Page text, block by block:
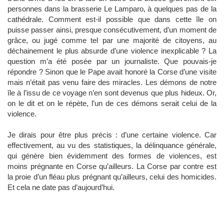
personnes dans la brasserie Le Lamparo, à quelques pas de la
cathédrale. Comment est-il possible que dans cette île on
puisse passer ainsi, presque consécutivement, d’un moment de
grâce, ou jugé comme tel par une majorité de citoyens, au
déchainement le plus absurde d’une violence inexplicable ? La
question m’a été posée par un journaliste. Que pouvais-je
répondre ? Sinon que le Pape avait honoré la Corse d’une visite
mais n’était pas venu faire des miracles. Les démons de notre
île à l’issu de ce voyage n’en sont devenus que plus hideux. Or,
on le dit et on le répète, l’un de ces démons serait celui de la
violence.
Je dirais pour être plus précis : d’une certaine violence. Car
effectivement, au vu des statistiques, la délinquance générale,
qui génère bien évidemment des formes de violences, est
moins prégnante en Corse qu’ailleurs. La Corse par contre est
la proie d’un fléau plus prégnant qu’ailleurs, celui des homicides.
Et cela ne date pas d’aujourd’hui.